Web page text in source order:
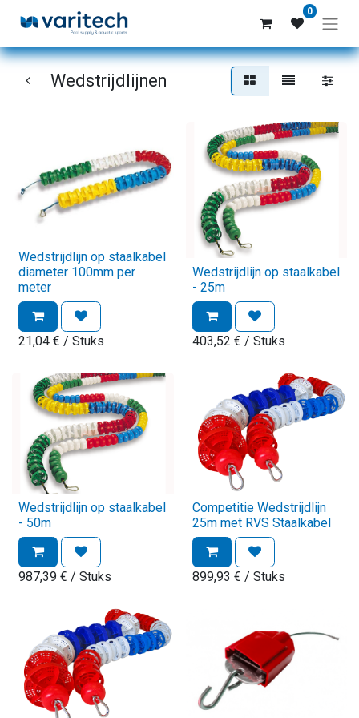
0
Wedstrijdlijnen
Wedstrijdlijn op staalkabel
diameter 100mm per
meter
21,04 € / Stuks
Wedstrijdlijn op staalkabel
- 25m
403,52 € / Stuks
Wedstrijdlijn op staalkabel
- 50m
987,39 € / Stuks
Competitie Wedstrijdlijn
25m met RVS Staalkabel
899,93 € / Stuks